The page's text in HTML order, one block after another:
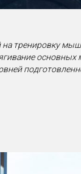
на тренировку